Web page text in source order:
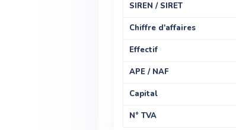
SIREN / SIRET
Chiffre d'affaires
Effectif
APE / NAF
Capital
N° TVA